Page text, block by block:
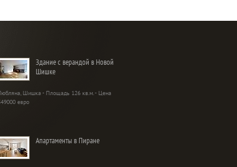
Здание с верандой в Новой
Шишке
Шишка - Площадь 126 кв.м. - Цена
евро
Апартаменты в Пиране